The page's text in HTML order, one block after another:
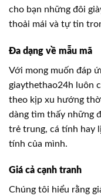
cho bạn những đôi
thoải mái và tự tin
Đa dạng về mẫu mã
Với mong muốn đáp
giaythethao24h luôn
theo kịp xu hướng
dàng tìm thấy những
trẻ trung, cá tính hay
tính của mình.
Giá cả cạnh tranh
Chúng tôi hiểu rằng